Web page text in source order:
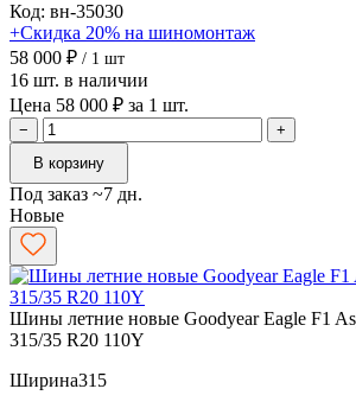
Код: вн-35030
+Скидка 20% на шиномонтаж
58 000 ₽ / 1 шт
16 шт. в наличии
Цена 58 000 ₽ за 1 шт.
−
+
В корзину
Под заказ ~7 дн.
Новые
Шины летние новые Goodyear Eagle F1
315/35 R20 110Y
Ширина315